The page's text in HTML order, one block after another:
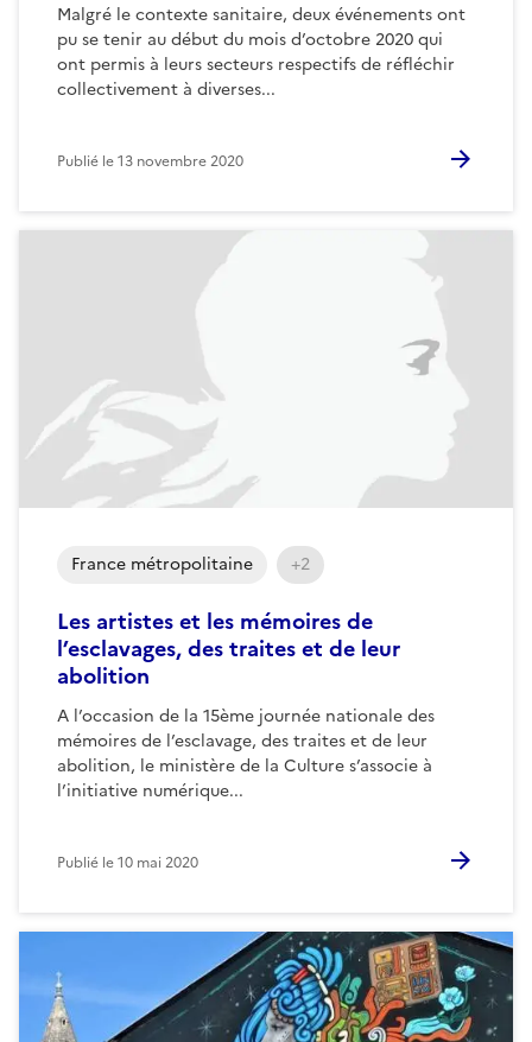
Malgré le contexte sanitaire, deux événements ont
pu se tenir au début du mois d’octobre 2020 qui
ont permis à leurs secteurs respectifs de réfléchir
collectivement à diverses...
Publié le13 novembre 2020
Les artistes et les mémoires de
l’esclavages, des traites et de leur
abolition
A l’occasion de la 15ème journée nationale des
mémoires de l’esclavage, des traites et de leur
abolition, le ministère de la Culture s’associe à
l’initiative numérique...
France métropolitaine +2
Publié le10 mai 2020